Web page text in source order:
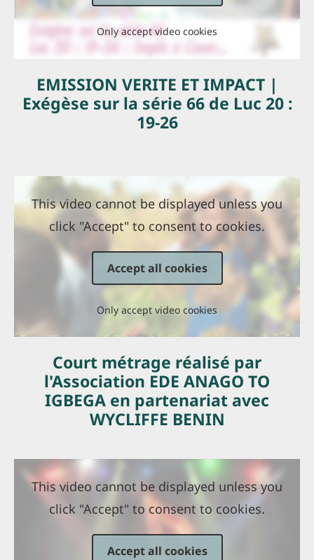
Only accept video cookies
EMISSION VERITE ET IMPACT |
Exégèse sur la série 66 de Luc 20 :
19-26
This video cannot be displayed unless you
click "Accept" to consent to cookies.
Accept all cookies
Only accept video cookies
Court métrage réalisé par
l'Association EDE ANAGO TO
IGBEGA en partenariat avec
WYCLIFFE BENIN
This video cannot be displayed unless you
click "Accept" to consent to cookies.
Accept all cookies